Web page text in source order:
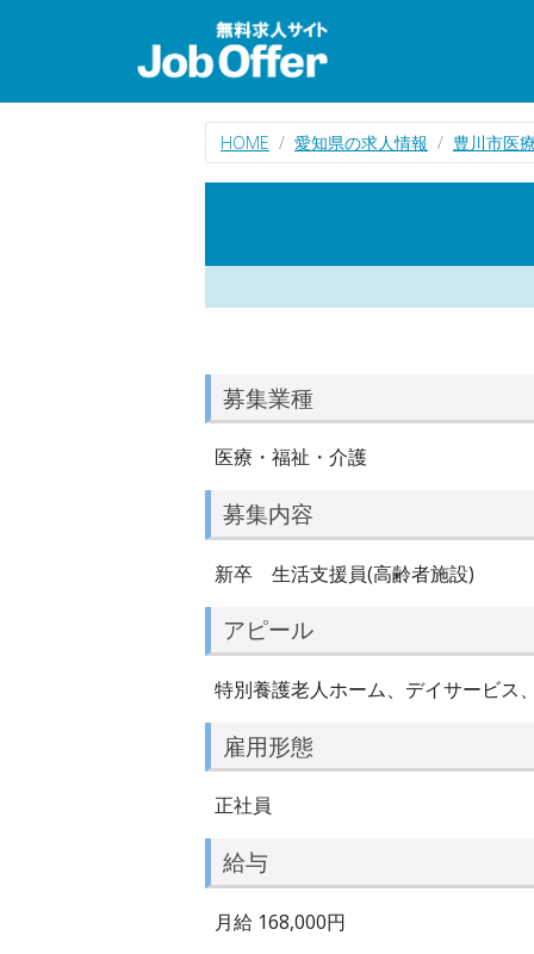
HOME 愛知県の求人情報 豊川市医
募集業種
医療・福祉・介護
募集内容
新卒 生活支援員(高齢者施設)
アピール
特別養護老人ホーム、デイサービス
雇用形態
正社員
給与
月給 168,000円